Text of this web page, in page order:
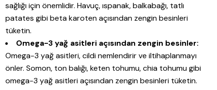
sağlığı için önemlidir. Havuç, ıspanak, balkabağı, tatlı
patates gibi beta karoten açısından zengin besinleri
tüketin.
Omega-3 yağ asitleri açısından zengin besinler:
Omega-3 yağ asitleri, cildi nemlendirir ve iltihaplanmayı
önler. Somon, ton balığı, keten tohumu, chia tohumu gibi
omega-3 yağ asitleri açısından zengin besinleri tüketin.